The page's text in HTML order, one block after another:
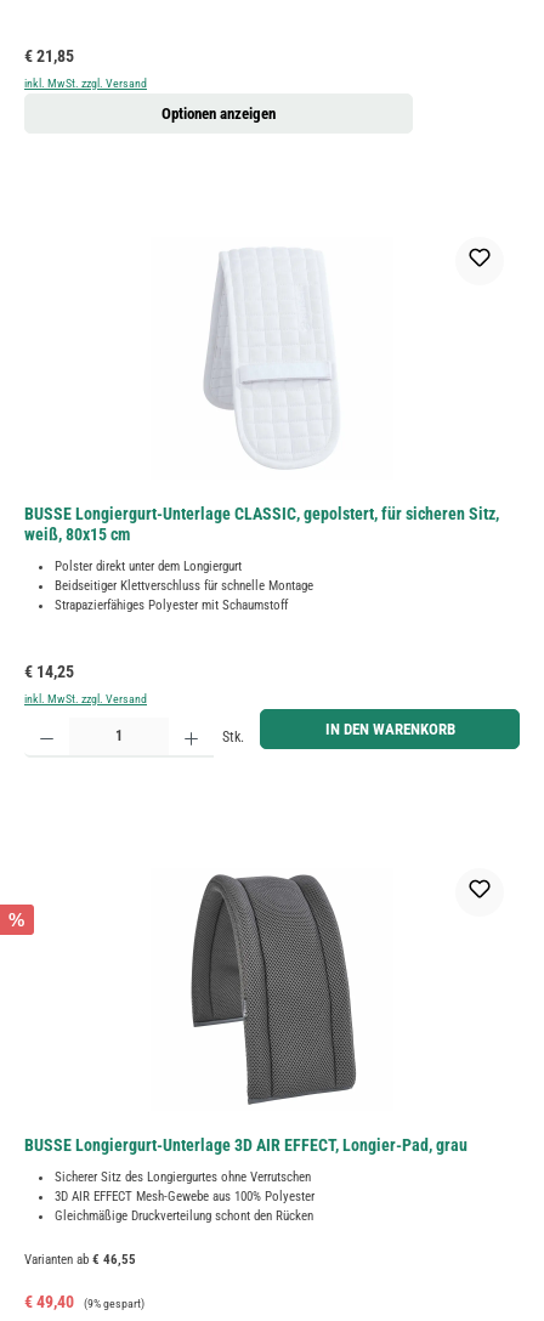
Regulärer Preis:
€ 21,85
inkl. MwSt. zzgl. Versand
Optionen anzeigen
BUSSE Longiergurt-Unterlage CLASSIC, gepolstert, für sicheren Sitz,
weiß, 80x15 cm
Polster direkt unter dem Longiergurt
Beidseitiger Klettverschluss für schnelle Montage
Strapazierfähiges Polyester mit Schaumstoff
Regulärer Preis:
€ 14,25
inkl. MwSt. zzgl. Versand
Produkt Anzahl: Gib den gewünschten Wert ein oder benutze die Schaltflächen um die Anzahl zu
Stk. IN DEN WARENKORB
%
BUSSE Longiergurt-Unterlage 3D AIR EFFECT, Longier-Pad, grau
Sicherer Sitz des Longiergurtes ohne Verrutschen
3D AIR EFFECT Mesh-Gewebe aus 100% Polyester
Gleichmäßige Druckverteilung schont den Rücken
Varianten ab € 46,55
Verkaufspreis:
€ 49,40 Regulärer Preis:
(9% gespart)